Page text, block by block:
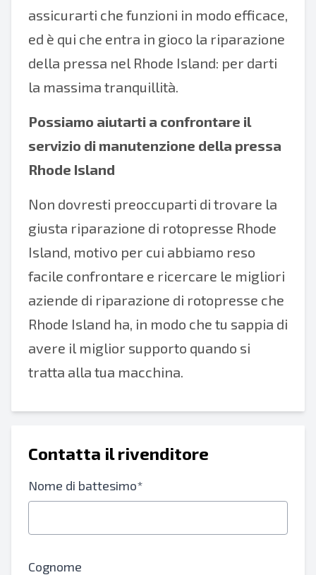
assicurarti che funzioni in modo efficace,
ed è qui che entra in gioco la riparazione
della pressa nel Rhode Island: per darti
la massima tranquillità.
Possiamo aiutarti a confrontare il
servizio di manutenzione della pressa
Rhode Island
Non dovresti preoccuparti di trovare la
giusta riparazione di rotopresse Rhode
Island, motivo per cui abbiamo reso
facile confrontare e ricercare le migliori
aziende di riparazione di rotopresse che
Rhode Island ha, in modo che tu sappia di
avere il miglior supporto quando si
tratta alla tua macchina.
Contatta il rivenditore
Nome di battesimo*
Cognome